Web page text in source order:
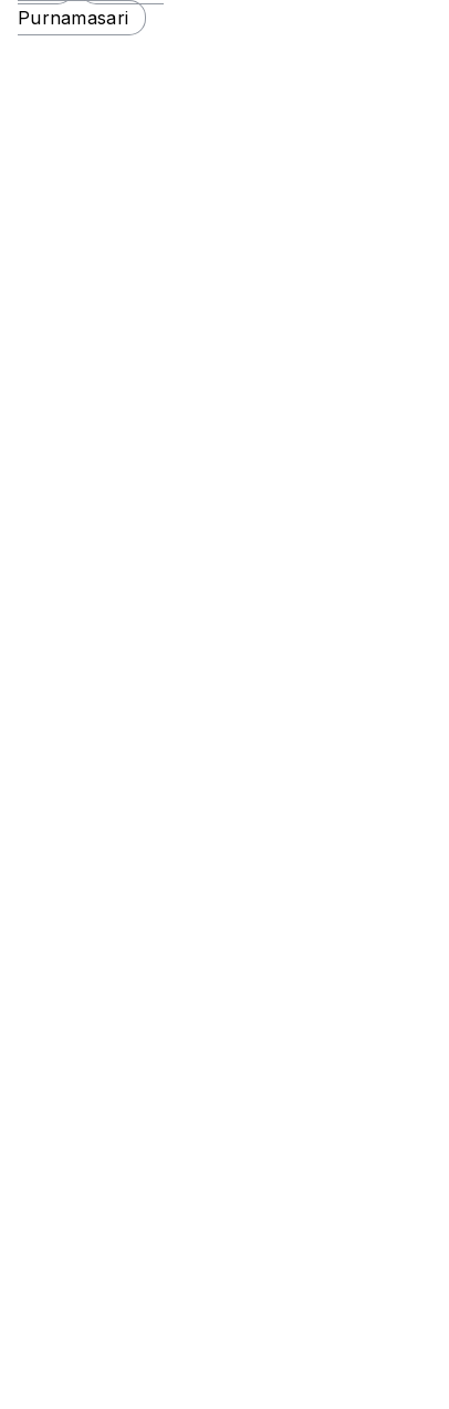
Purnamasari